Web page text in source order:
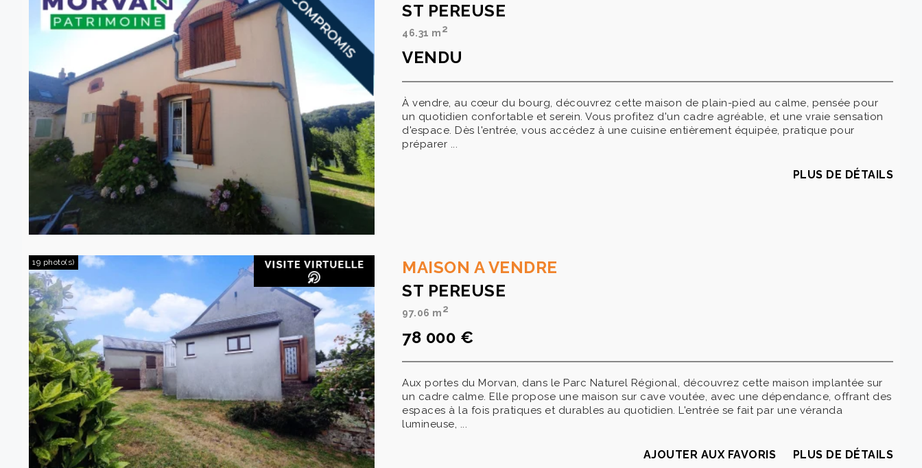
ST PEREUSE
46.31 m2
VENDU
À vendre, au cœur du bourg, découvrez cette maison de plain-pied au calme, pensée pour
un quotidien confortable et serein. Vous profitez d'un cadre agréable, et une vraie sensation
d'espace. Dès l'entrée, vous accédez à une cuisine entièrement équipée, pratique pour
préparer ...
PLUS DE DÉTAILS
19 photo(s)
MAISON A VENDRE
ST PEREUSE
97.06 m2
78 000 €
Aux portes du Morvan, dans le Parc Naturel Régional, découvrez cette maison implantée sur
un cadre calme. Elle propose une maison sur cave voutée, avec une dépendance, offrant des
espaces à la fois pratiques et durables au quotidien. L'entrée se fait par une véranda
lumineuse, ...
AJOUTER AUX FAVORIS PLUS DE DÉTAILS